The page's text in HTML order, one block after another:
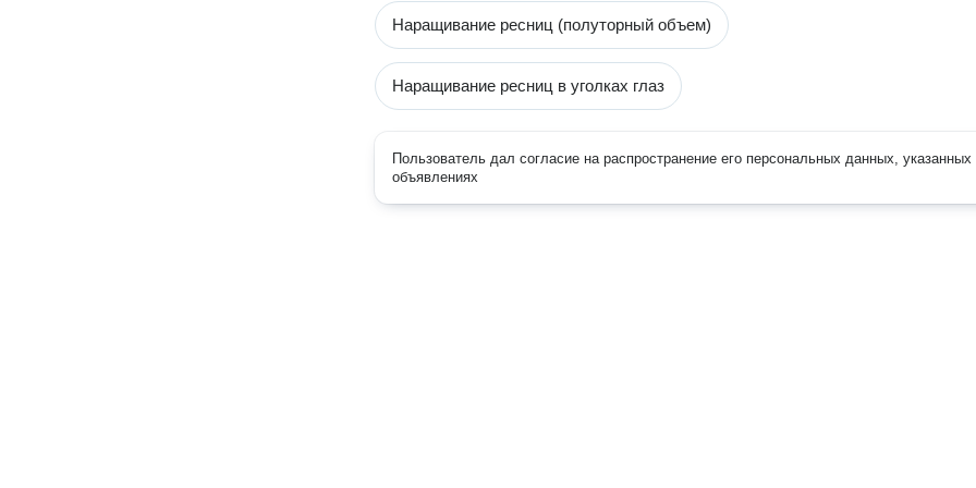
Наращивание ресниц (полуторный объем)
Наращивание ресниц в уголках глаз
Пользователь дал согласие на распространение его персональных данных, указанных
объявлениях